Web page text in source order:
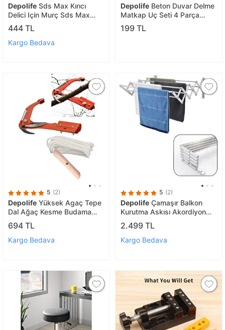
Depolife Sds Max Kırıcı
Delici Için Murç Sds Max
Keski 18 X 600 X 25mm
Sdsmax Girişli
444 TL
Kargo Bedava
Depolife Beton Duvar Delme
Matkap Uç Seti 4 Parça
Elmaslı Delme Ucu Seti
199 TL
5 (2)
Depolife Yüksek Agaç Tepe
Dal Ağaç Kesme Budama
Makası Manivela Sistemli
Tepe Dal Kesme Makası ipli
694 TL
Kargo Bedava
5 (2)
Depolife Çamaşır Balkon
Kurutma Askısı Akordiyon
Elbise Kurutmalık 70cm-9
Çubuk Alüminyum Duvar
Montajlı duvara monte
2.499 TL
Kargo Bedava